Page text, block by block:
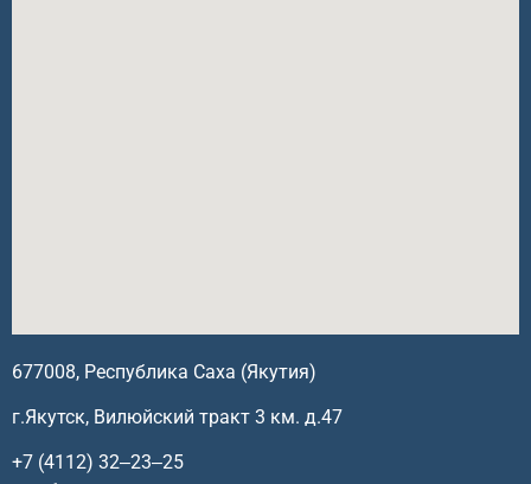
677008, Республика Саха (Якутия)
г.Якутск, Вилюйский тракт 3 км. д.47
+7 (4112) 32‒23‒25